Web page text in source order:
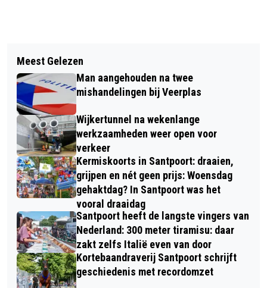
KIS KUNST IN SPAARNDAM KEERT
TERUG MET KUNST, POËZIE, THEATER
EN MUZIEK
PILOT TEYLERPLEIN VIERT VIJFJARIG
BESTAAN
Meest Gelezen
Man aangehouden na twee
mishandelingen bij Veerplas
Wijkertunnel na wekenlange
werkzaamheden weer open voor
verkeer
Kermiskoorts in Santpoort: draaien,
grijpen en nét geen prijs: Woensdag
gehaktdag? In Santpoort was het
vooral draaidag
Santpoort heeft de langste vingers van
Nederland: 300 meter tiramisu: daar
zakt zelfs Italië even van door
Kortebaandraverij Santpoort schrijft
geschiedenis met recordomzet